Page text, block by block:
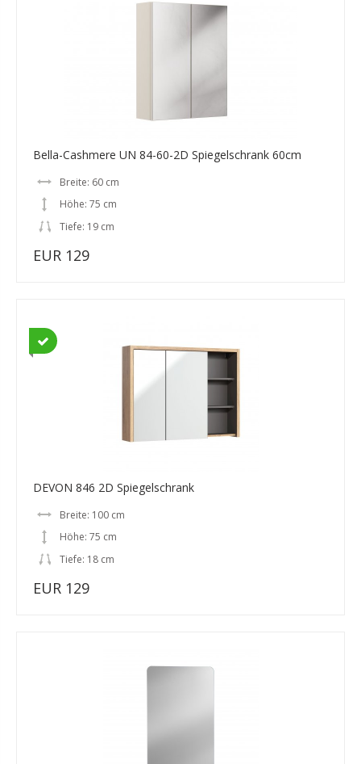
Bella-Cashmere UN 84-60-2D Spiegelschrank 60cm
Breite: 60 cm
Höhe: 75 cm
Tiefe: 19 cm
EUR 129
DEVON 846 2D Spiegelschrank
Breite: 100 cm
Höhe: 75 cm
Tiefe: 18 cm
EUR 129